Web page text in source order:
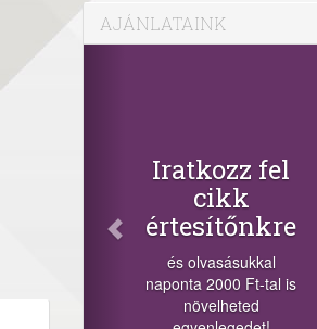
AJÁNLATAINK
+1.000.000 Ft...
-nyeremény növelés jár
a szerencsésnek a
sorsolás napján! A
cikkek alján találsz
megosztási
lehetőséget. Lájkolj is
minket!